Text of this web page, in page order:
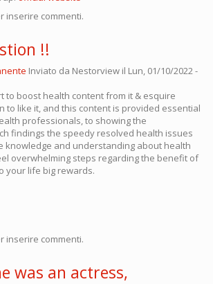
inserire commenti.
!!
Inviato da Nestorview il Lun, 01/10/2022 -
to boost health content from it & esquire
to like it, and this content is provided essential
professionals, to showing the
findings the speedy resolved health issues
knowledge and understanding about health
overwhelming steps regarding the benefit of
your life big rewards.
inserire commenti.
was an actress,